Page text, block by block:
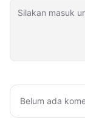
Belum ada